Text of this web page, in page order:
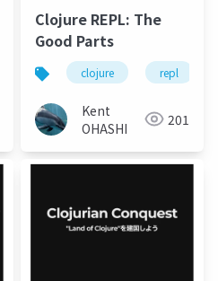
Clojure REPL: The
Good Parts
clojure repl
Kent
OHASHI
201